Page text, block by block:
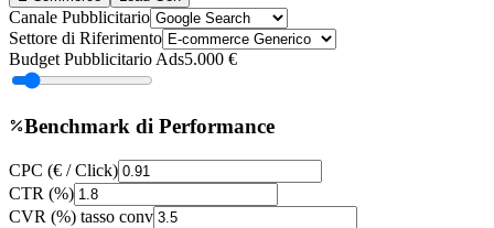
Canale Pubblicitario
Settore di Riferimento
Budget Pubblicitario Ads5.000 €
Benchmark di Performance
CPC (€ / Click)
CTR (%)
CVR (%) tasso conv